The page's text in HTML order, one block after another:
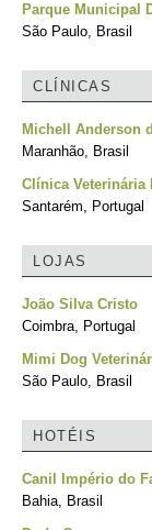
Parque Municipal
São Paulo, Brasil
CLÍNICAS
Michell Anderson
Maranhão, Brasil
Clínica Veterinária
Santarém, Portugal
LOJAS
João Silva Cristo
Coimbra, Portugal
Mimi Dog
São Paulo, Brasil
HOTÉIS
Canil Império do
Bahia, Brasil